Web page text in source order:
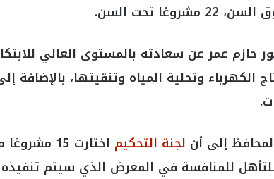
تحت السن.
حازم عمر عن سعادته بالمستوى العالي
الكهرباء وتحلية المياه وتنقيتها،
إلى أن لجنة التحكيم
للمنافسة في المعرض الذي سيتم